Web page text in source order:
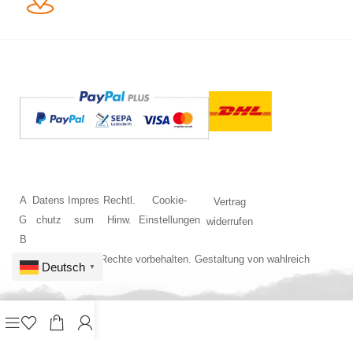
© 2026 Alle Rechte vorbehalten. Gestaltung von wahlreich
A
G
B
Datens
chutz
Impres
sum
Rechtl.
Hinw.
Cookie-
Einstellungen
Vertrag
widerrufen
Deutsch ▼